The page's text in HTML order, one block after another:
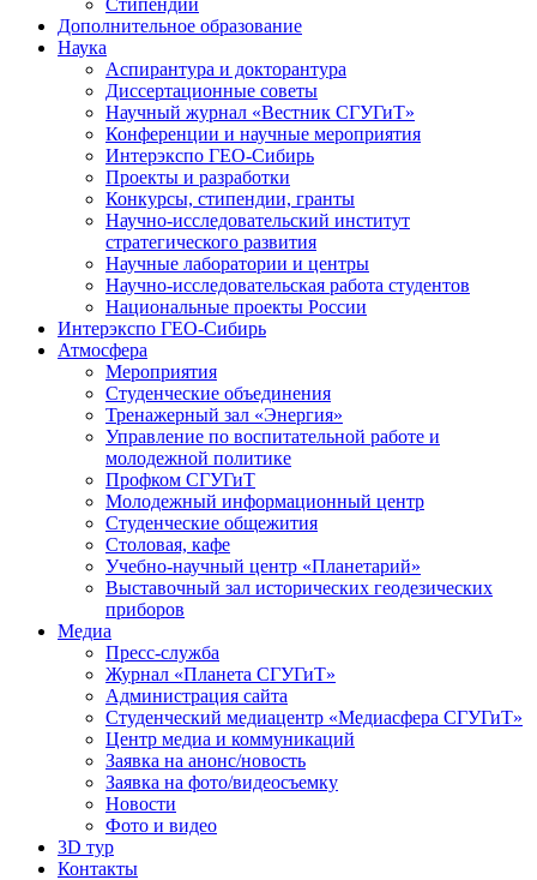
Стипендии
Дополнительное образование
Наука
Аспирантура и докторантура
Диссертационные советы
Научный журнал «Вестник СГУГиТ»
Конференции и научные мероприятия
Интерэкспо ГЕО-Сибирь
Проекты и разработки
Конкурсы, стипендии, гранты
Научно-исследовательский институт
стратегического развития
Научные лаборатории и центры
Научно-исследовательская работа студентов
Национальные проекты России
Интерэкспо ГЕО-Сибирь
Атмосфера
Мероприятия
Студенческие объединения
Тренажерный зал «Энергия»
Управление по воспитательной работе и
молодежной политике
Профком СГУГиТ
Молодежный информационный центр
Студенческие общежития
Столовая, кафе
Учебно-научный центр «Планетарий»
Выставочный зал исторических геодезических
приборов
Медиа
Пресс-служба
Журнал «Планета СГУГиТ»
Администрация сайта
Студенческий медиацентр «Медиасфера СГУГиТ»
Центр медиа и коммуникаций
Заявка на анонс/новость
Заявка на фото/видеосъемку
Новости
Фото и видео
3D тур
Контакты